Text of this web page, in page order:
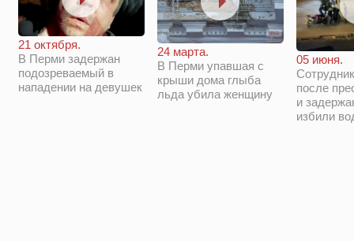
21 октября.
В Перми задержан
подозреваемый в
нападении на девушек
24 марта.
В Перми упавшая с
крыши дома глыба
льда убила женщину
05 июня.
после
и
избили